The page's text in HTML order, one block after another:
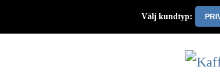
Välj kundtyp: